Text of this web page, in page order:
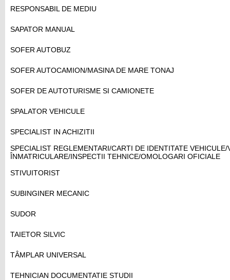
RESPONSABIL DE MEDIU
SAPATOR MANUAL
SOFER AUTOBUZ
SOFER AUTOCAMION/MASINA DE MARE TONAJ
SOFER DE AUTOTURISME SI CAMIONETE
SPALATOR VEHICULE
SPECIALIST IN ACHIZITII
SPECIALIST REGLEMENTARI/CARTI DE IDENTITATE
ÎNMATRICULARE/INSPECTII TEHNICE/OMOLOGARI OFICIALE
STIVUITORIST
SUBINGINER MECANIC
SUDOR
TAIETOR SILVIC
TÂMPLAR UNIVERSAL
TEHNICIAN DOCUMENTATIE STUDII